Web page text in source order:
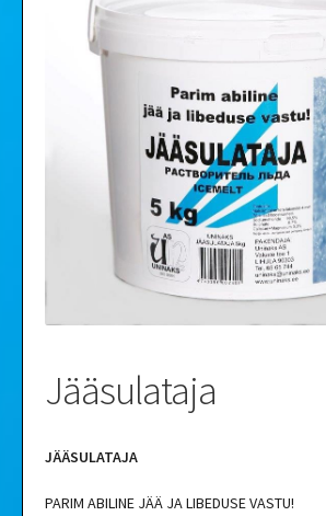
Jääsulataja
JÄÄSULATAJA
PARIM ABILINE JÄÄ JA LIBEDUSE VASTU!